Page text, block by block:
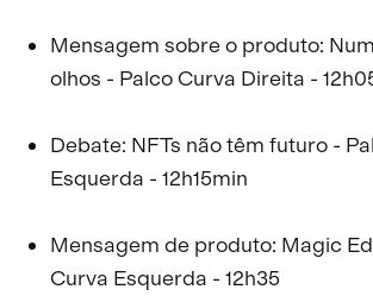
Mensagem sobre o produto:
olhos - Palco Curva Direita -
Debate: NFTs não têm futuro -
Esquerda - 12h15min
Mensagem de produto: Magic
Curva Esquerda - 12h35